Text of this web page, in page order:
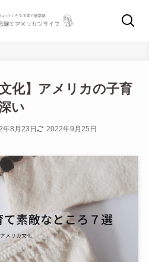
化】アメリカの子育
い
年8月23日 2022年9月25日